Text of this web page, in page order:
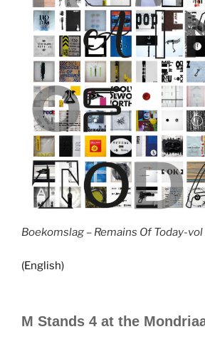
Boekomslag – Remains Of Today-
(English)
M Stands 4 at the